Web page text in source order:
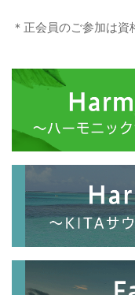
＊正会員のご参加は資